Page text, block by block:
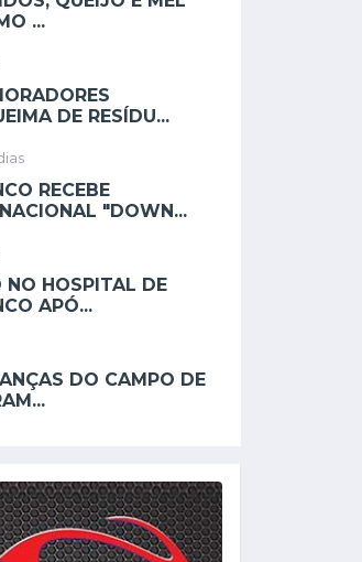
...
DE RESÍDU...
RECEBE
"DOWN...
HOSPITAL DE
APÓ...
DO CAMPO DE